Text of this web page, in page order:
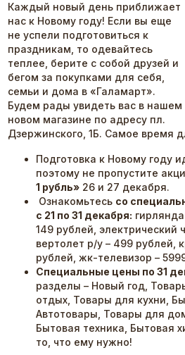
Каждый новый день приближает
нас к Новому году! Если вы еще
не успели подготовиться к
праздникам, то одевайтесь
теплее, берите с собой друзей и
бегом за покупками для себя,
семьи и дома в «Галамарт».
Будем рады увидеть вас в нашем
новом магазине по адресу пл.
Дзержинского, 1Б. Самое время
Подготовка к Новому году
поэтому не пропустите
1 рубль» 26 и 27 декабря.
Ознакомьтесь со
с 21 по 31 декабря:
149 рублей, электрический
вертолет р/у – 499 рублей,
рублей, жк-телевизор –
Специальные цены по 31
разделы – Новый год,
отдых, Товары для кухни,
Автотовары, Товары для
Бытовая техника, Бытовая
то, что ему нужно!